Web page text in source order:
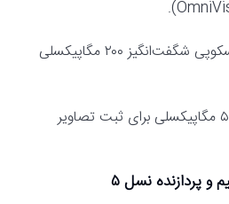
دوربین تله‌فوتو: یک لنز پریسکوپی شگفت‌انگیز ۲۰۰ مگاپیکسلی
دوربین اولترا واید: یک لنز ۵0 مگاپیکسلی برای ثبت تصاویر
و پردازنده نسل ۵